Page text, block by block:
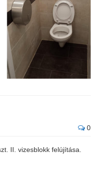
0
II. vizesblokk felújítása.